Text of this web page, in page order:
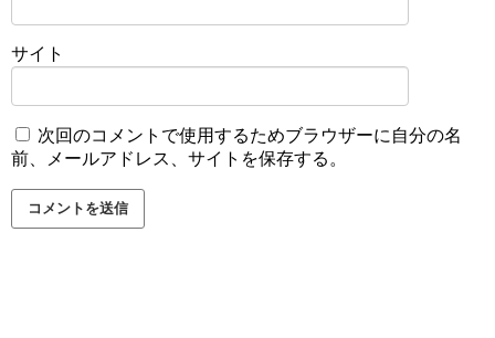
サイト
次回のコメントで使用するためブラウザーに自分の名
前、メールアドレス、サイトを保存する。